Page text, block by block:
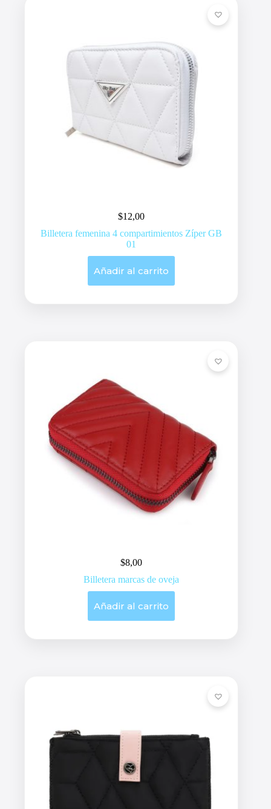
$12,00
Billetera femenina 4 compartimientos Zíper GB
01
Añadir al carrito
$8,00
Billetera marcas de oveja
Añadir al carrito